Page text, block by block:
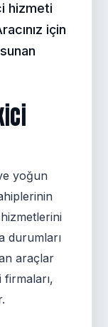
hizmeti
için
yoğun
durumları
araçlar